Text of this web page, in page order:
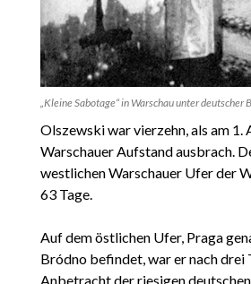
„Kleine Sabotage“ in Warschau unter deutscher
Olszewski war vierzehn, als am 1.
Warschauer Aufstand ausbrach.
westlichen Warschauer Ufer der
63 Tage.
Auf dem östlichen Ufer, Praga
Bródno befindet, war er nach drei
Anbetracht der riesigen